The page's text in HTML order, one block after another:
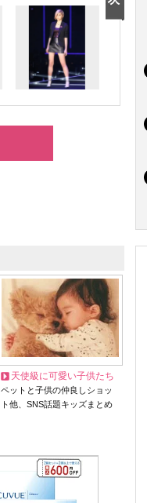
天使級に可愛い子供たち
ペットと子供の仲良しショッ
ト他、SNS話題キッズまとめ